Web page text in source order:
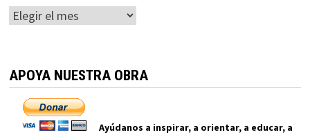
Archivos
APOYA NUESTRA OBRA
Ayúdanos a inspirar, a orientar, a educar, a